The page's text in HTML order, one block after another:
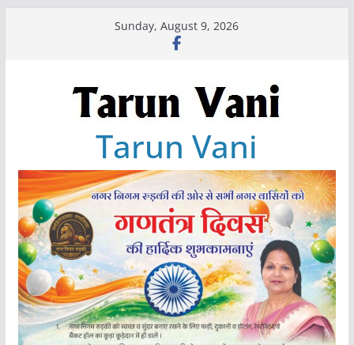
Sunday, August 9, 2026
Tarun Vani